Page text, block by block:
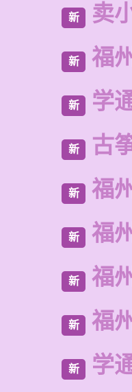
新 卖
新 福
新 学
新 古
新 福
新 福
新 福
新 福
新 学